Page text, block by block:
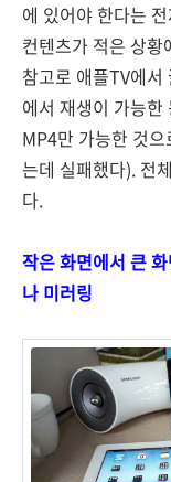
에 있어야 한다는
컨텐츠가 적은 상
참고로 애플TV에
에서 재생이 가능
MP4만 가능한 것
는데 실패했다). 전
다.
작은 화면에서 큰
나 미러링